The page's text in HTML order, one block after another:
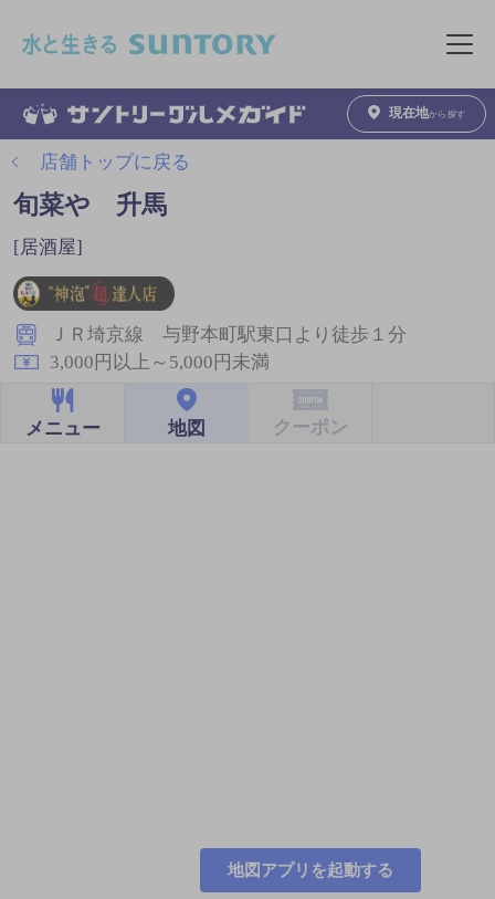
メニュ
現在地から探す
店舗トップに戻る
旬菜や 升馬
[居酒屋]
ＪＲ埼京線 与野本町駅東口より徒歩１分
3,000円以上～5,000円未満
メニュー 地図 クーポン
地図アプリを起動する